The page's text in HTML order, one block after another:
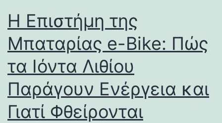
Η Επιστήμη της
Μπαταρίας e-Bike: Πώς
τα Ιόντα Λιθίου
Παράγουν Ενέργεια και
Γιατί Φθείρονται